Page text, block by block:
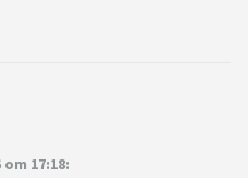
17:18: